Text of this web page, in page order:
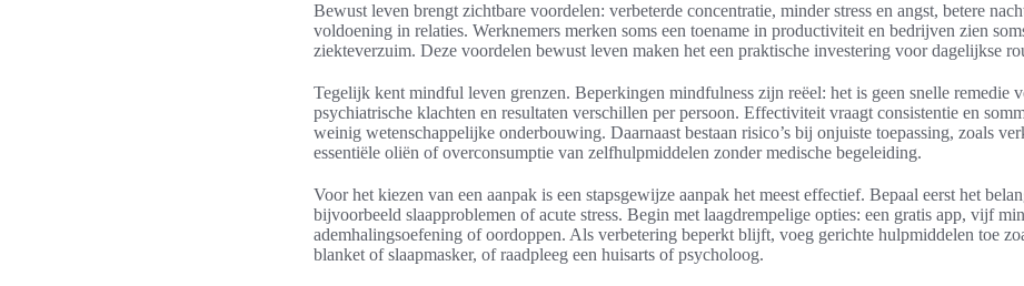
Bewust leven brengt zichtbare voordelen: verbeterde concentratie, minder stress en angst, betere
voldoening in relaties. Werknemers merken soms een toename in productiviteit en bedrijven zien
ziekteverzuim. Deze voordelen bewust leven maken het een praktische investering voor dagelijkse
Tegelijk kent mindful leven grenzen. Beperkingen mindfulness zijn reëel: het is geen snelle remedie
psychiatrische klachten en resultaten verschillen per persoon. Effectiviteit vraagt consistentie en
weinig wetenschappelijke onderbouwing. Daarnaast bestaan risico’s bij onjuiste toepassing, zoals
essentiële oliën of overconsumptie van zelfhulpmiddelen zonder medische begeleiding.
Voor het kiezen van een aanpak is een stapsgewijze aanpak het meest effectief. Bepaal eerst het
bijvoorbeeld slaapproblemen of acute stress. Begin met laagdrempelige opties: een gratis app, vijf
ademhalingsoefening of oordoppen. Als verbetering beperkt blijft, voeg gerichte hulpmiddelen toe
blanket of slaapmasker, of raadpleeg een huisarts of psycholoog.